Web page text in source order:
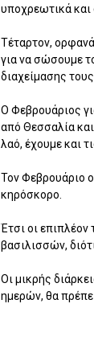
υποχρεωτικά και
Τέταρτον,
για να σώσουμε
διαχείμασης
Ο Φεβρουάριος
από Θεσσαλία
λαό, έχουμε και
Τον Φεβρουάριο
κηρόσκορο.
Έτσι οι
βασιλισσών,
Οι μικρής
ημερών, θα